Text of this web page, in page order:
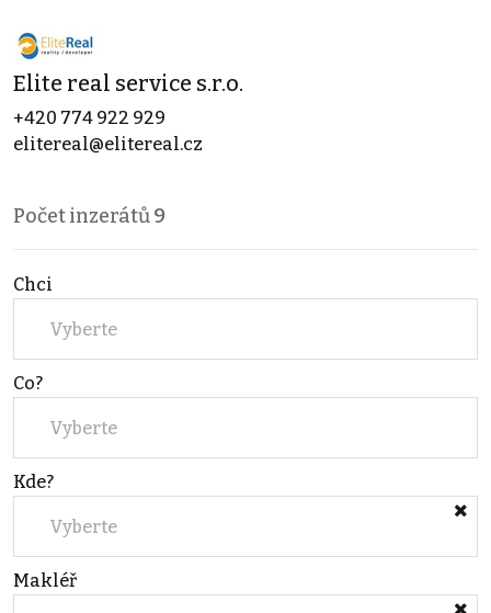
Elite real service s.r.o.
+420 774 922 929
elitereal@elitereal.cz
Počet inzerátů9
Chci
Vyberte
Co?
Vyberte
Kde?
Vyberte
Makléř